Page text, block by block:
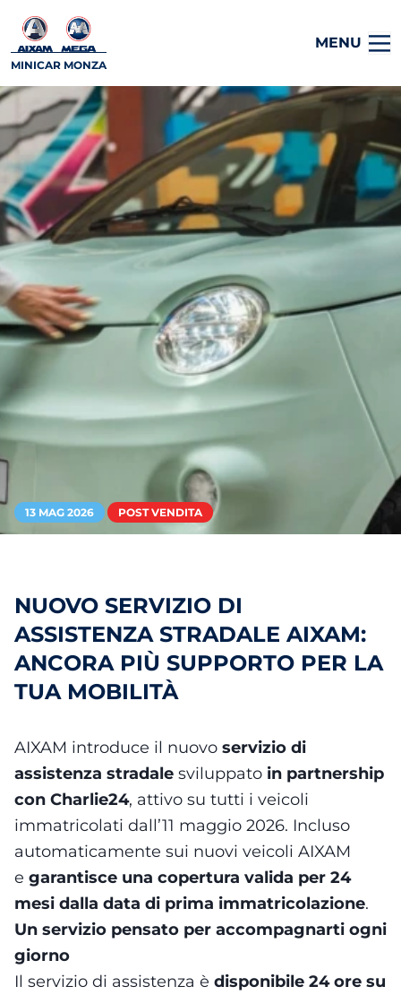
MINICAR MONZA
MENU
13 MAG 2026 POST VENDITA
NUOVO SERVIZIO DI
ASSISTENZA STRADALE AIXAM:
ANCORA PIÙ SUPPORTO PER LA
TUA MOBILITÀ
AIXAM introduce il nuovo servizio di
assistenza stradale sviluppato in partnership
con Charlie24, attivo su tutti i veicoli
immatricolati dall’11 maggio 2026. Incluso
automaticamente sui nuovi veicoli AIXAM
e garantisce una copertura valida per 24
mesi dalla data di prima immatricolazione.
Un servizio pensato per accompagnarti ogni
giorno
Il servizio di assistenza è disponibile 24 ore su